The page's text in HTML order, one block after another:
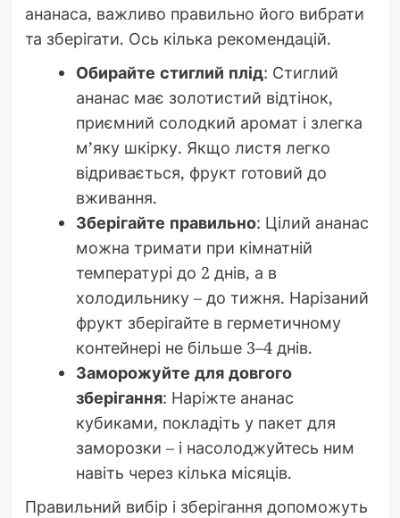
ананаса, важливо правильно його вибрати
та зберігати. Ось кілька рекомендацій.
Обирайте стиглий плід: Стиглий
ананас має золотистий відтінок,
приємний солодкий аромат і злегка
м’яку шкірку. Якщо листя легко
відривається, фрукт готовий до
вживання.
Зберігайте правильно: Цілий ананас
можна тримати при кімнатній
температурі до 2 днів, а в
холодильнику – до тижня. Нарізаний
фрукт зберігайте в герметичному
контейнері не більше 3–4 днів.
Заморожуйте для довгого
зберігання: Наріжте ананас
кубиками, покладіть у пакет для
заморозки – і насолоджуйтесь ним
навіть через кілька місяців.
Правильний вибір і зберігання допоможуть